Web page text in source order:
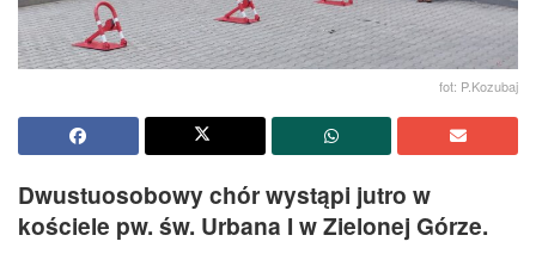
fot: P.Kozubaj
Dwustuosobowy chór wystąpi jutro w
kościele pw. św. Urbana I w Zielonej Górze.